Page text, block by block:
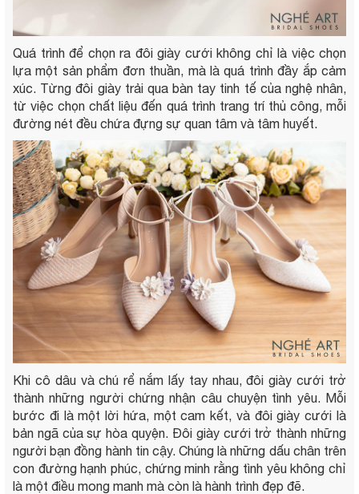
Quá trình để chọn ra đôi giày cưới không chỉ là việc chọn
lựa một sản phẩm đơn thuần, mà là quá trình đầy ắp cảm
xúc. Từng đôi giày trải qua bàn tay tinh tế của nghệ nhân,
từ việc chọn chất liệu đến quá trình trang trí thủ công, mỗi
đường nét đều chứa đựng sự quan tâm và tâm huyết.
Khi cô dâu và chú rể nắm lấy tay nhau, đôi giày cưới trở
thành những người chứng nhận câu chuyện tình yêu. Mỗi
bước đi là một lời hứa, một cam kết, và đôi giày cưới là
bản ngã của sự hòa quyện. Đôi giày cưới trở thành những
người bạn đồng hành tin cậy. Chúng là những dấu chân trên
con đường hạnh phúc, chứng minh rằng tình yêu không chỉ
là một điều mong manh mà còn là hành trình đẹp đẽ.